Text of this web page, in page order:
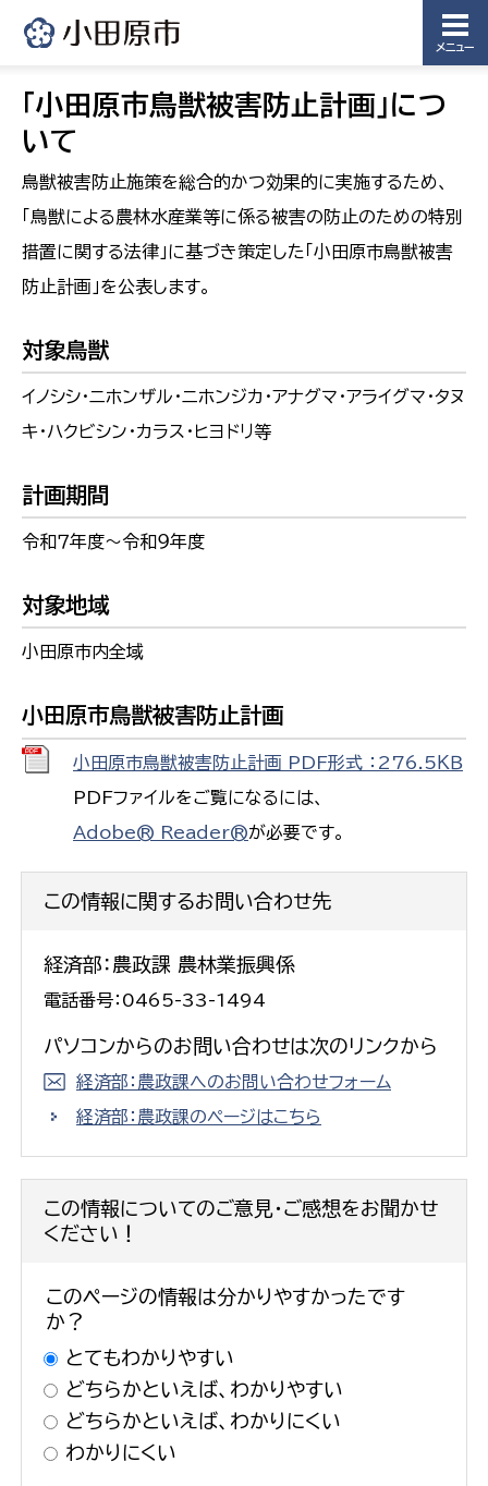
メニュー
「小田原市鳥獣被害防止計画」につ
いて
鳥獣被害防止施策を総合的かつ効果的に実施するため、
「鳥獣による農林水産業等に係る被害の防止のための特別
措置に関する法律」に基づき策定した「小田原市鳥獣被害
防止計画」を公表します。
対象鳥獣
イノシシ・ニホンザル・ニホンジカ・アナグマ・アライグマ・タヌ
キ・ハクビシン・カラス・ヒヨドリ等
計画期間
令和７年度～令和９年度
対象地域
小田原市内全域
小田原市鳥獣被害防止計画
小田原市鳥獣被害防止計画 PDF形式 ：276.5ＫＢ
PDFファイルをご覧になるには、
Adobe® Reader®が必要です。
この情報に関するお問い合わせ先
経済部：農政課 農林業振興係
電話番号：0465-33-1494
パソコンからのお問い合わせは次のリンクから
経済部：農政課へのお問い合わせフォーム
経済部：農政課のページはこちら
この情報についてのご意見・ご感想をお聞かせ
ください！
このページの情報は分かりやすかったです
か？
とてもわかりやすい
どちらかといえば、わかりやすい
どちらかといえば、わかりにくい
わかりにくい